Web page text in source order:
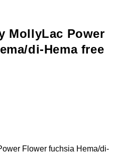
MollyLac Power
di-Hema free
Flower fuchsia Hema/di-